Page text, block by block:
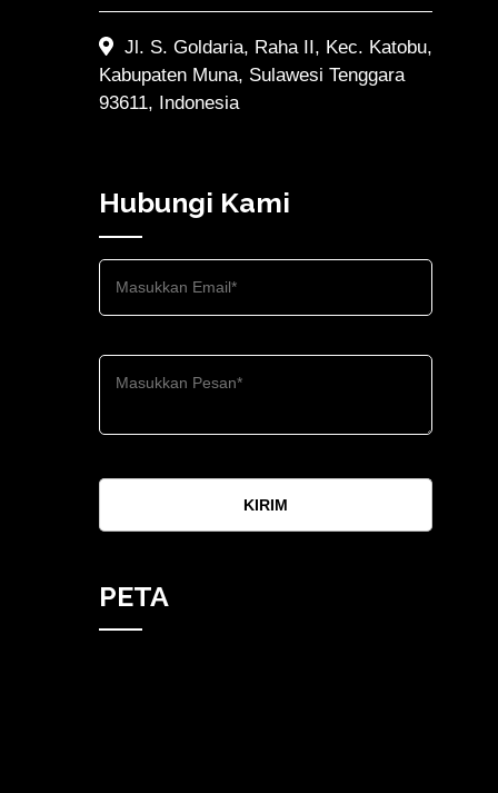
Jl. S. Goldaria, Raha II, Kec. Katobu,
Kabupaten Muna, Sulawesi Tenggara
93611, Indonesia
Hubungi Kami
KIRIM
PETA